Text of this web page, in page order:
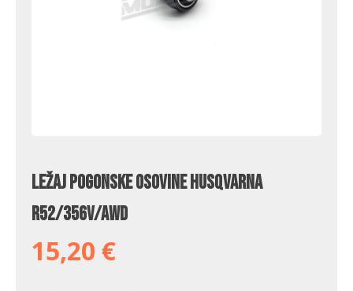
Ležaj pogonske osovine Husqvarna
R52/356V/AWD
15,20 €